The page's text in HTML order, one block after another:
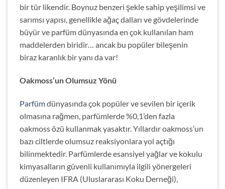
bir tür likendir. Boynuz benzeri şekle sahip yeşilimsi ve
sarımsı yapısı, genellikle ağaç dalları ve gövdelerinde
büyür ve parfüm dünyasında en çok kullanılan ham
maddelerden biridir… ancak bu popüler bileşenin
biraz karanlık bir yanı da var!
Oakmoss’un Olumsuz Yönü
Parfümdünyasında çok popüler ve sevilen bir içerik
olmasına rağmen, parfümlerde %0,1’den fazla
oakmoss özü kullanmak yasaktır. Yıllardır oakmoss’un
bazı ciltlerde olumsuz reaksiyonlara yol açtığı
bilinmektedir. Parfümlerde esansiyel yağlar ve kokulu
kimyasalların güvenli kullanımıyla ilgili yönergeleri
düzenleyen IFRA (Uluslararası Koku Derneği),